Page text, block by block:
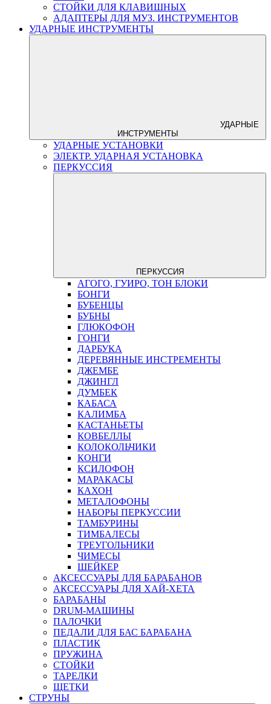
СТОЙКИ ДЛЯ КЛАВИШНЫХ
АДАПТЕРЫ ДЛЯ МУЗ. ИНСТРУМЕНТОВ
УДАРНЫЕ ИНСТРУМЕНТЫ
УДАРНЫЕ
ИНСТРУМЕНТЫ
УДАРНЫЕ УСТАНОВКИ
ЭЛЕКТР. УДАРНАЯ УСТАНОВКА
ПЕРКУССИЯ
ПЕРКУССИЯ
АГОГО, ГУИРО, ТОН БЛОКИ
БОНГИ
БУБЕНЦЫ
БУБНЫ
ГЛЮКОФОН
ГОНГИ
ДАРБУКА
ДЕРЕВЯННЫЕ ИНСТРЕМЕНТЫ
ДЖЕМБЕ
ДЖИНГЛ
ДУМБЕК
КАБАСА
КАЛИМБА
КАСТАНЬЕТЫ
КОВБЕЛЛЫ
КОЛОКОЛЬЧИКИ
КОНГИ
КСИЛОФОН
МАРАКАСЫ
КАХОН
МЕТАЛОФОНЫ
НАБОРЫ ПЕРКУССИИ
ТАМБУРИНЫ
ТИМБАЛЕСЫ
ТРЕУГОЛЬНИКИ
ЧИМЕСЫ
ШЕЙКЕР
АКСЕССУАРЫ ДЛЯ БАРАБАНОВ
АКСЕССУАРЫ ДЛЯ ХАЙ-ХЕТА
БАРАБАНЫ
DRUM-МАШИНЫ
ПАЛОЧКИ
ПЕДАЛИ ДЛЯ БАС БАРАБАНА
ПЛАСТИК
ПРУЖИНА
СТОЙКИ
ТАРЕЛКИ
ЩЕТКИ
СТРУНЫ